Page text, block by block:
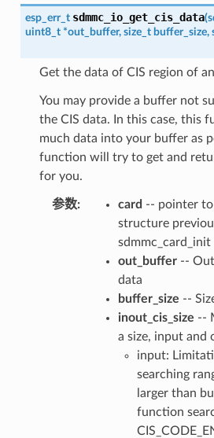
esp_err_t sdmmc_io_get_cis_data(
uint8_t *out_buffer, size_t buffer_size,
Get the data of CIS region of
You may provide a buffer not
the CIS data. In this case, this
much data into your buffer as
function will try to get and
for you.
参数: card -- pointer
structure
sdmmc_card_init
out_buffer--
data
buffer_size --
inout_cis_size --
a size, input and
input:
searching
larger than
function